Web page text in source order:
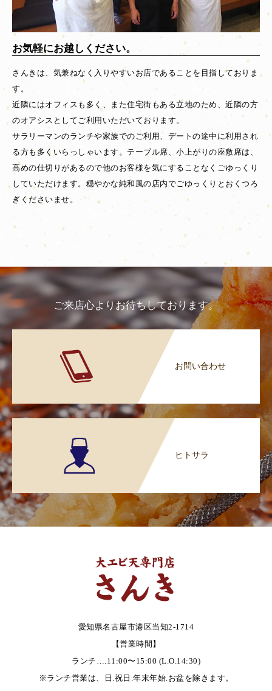
お気軽にお越しください。
さんきは、気兼ねなく入りやすいお店であることを目指しておりま
す。
近隣にはオフィスも多く、また住宅街もある立地のため、近隣の方
のオアシスとしてご利用いただいております。
サラリーマンのランチや家族でのご利用、デートの途中に利用され
る方も多くいらっしゃいます。テーブル席、小上がりの座敷席は、
高めの仕切りがあるので他のお客様を気にすることなくごゆっくり
していただけます。穏やかな純和風の店内でごゆっくりとおくつろ
ぎくださいませ。
ご来店心よりお待ちしております。
お問い合わせ
ヒトサラ
愛知県名古屋市港区当知2-1714
【営業時間】
ランチ….11:00〜15:00 (L.O.14:30)
※ランチ営業は、日.祝日.年末年始.お盆を除きます。